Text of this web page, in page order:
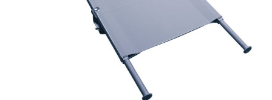
Krankentrage nach DIN 13024 in zwei
verschiedenen Ausführungen: einfach bzw.
zweifach klappbar. Bezogen mit robustem
Chemiefasergewebe zur einfachen und
schnellen Reinigung und Desinfektion.Diese